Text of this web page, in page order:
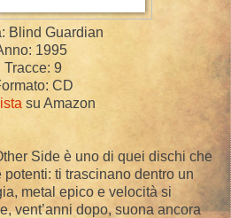
Blind Guardian
1995
Tracce: 9
CD
su Amazon
Side è uno di quei dischi che
ti trascinano dentro un
metal epico e velocità si
vent’anni dopo, suona ancora